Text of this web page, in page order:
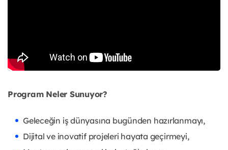
Program Neler Sunuyor?
Geleceğin iş dünyasına bugünden hazırlanmayı,
Dijital ve inovatif projeleri hayata geçirmeyi,